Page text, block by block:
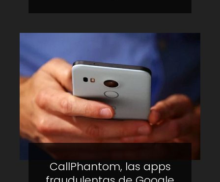
CallPhantom, las apps